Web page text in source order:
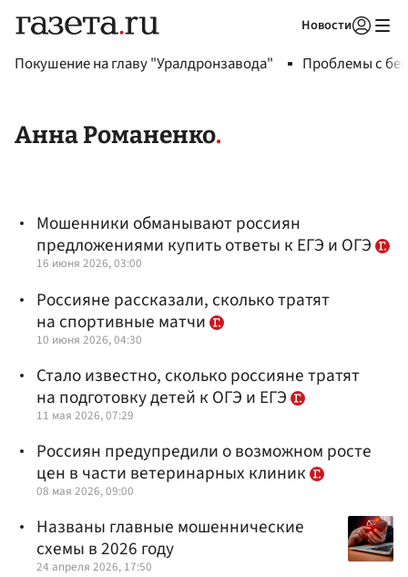
Новости
Покушение на главу "Уралдронзавода" Проблемы с
Анна Романенко
Мошенники обманывают россиян
предложениями купить ответы к ЕГЭ и ОГЭ
16 июня 2026, 03:00
Россияне рассказали, сколько тратят
на спортивные матчи
10 июня 2026, 04:30
Стало известно, сколько россияне тратят
на подготовку детей к ОГЭ и ЕГЭ
11 мая 2026, 07:29
Россиян предупредили о возможном росте
цен в части ветеринарных клиник
08 мая 2026, 09:00
Названы главные мошеннические
схемы в 2026 году
24 апреля 2026, 17:50